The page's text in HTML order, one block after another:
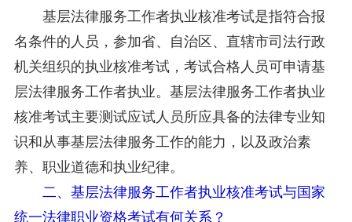
基层法律服务工作者执业核准考试是指符合报
名条件的人员，参加省、自治区、直辖市司法行政
机关组织的执业核准考试，考试合格人员可申请基
层法律服务工作者执业。基层法律服务工作者执业
核准考试主要测试应试人员所应具备的法律专业知
识和从事基层法律服务工作的能力，以及政治素
养、职业道德和执业纪律。
二、基层法律服务工作者执业核准考试与国家
统一法律职业资格考试有何关系？